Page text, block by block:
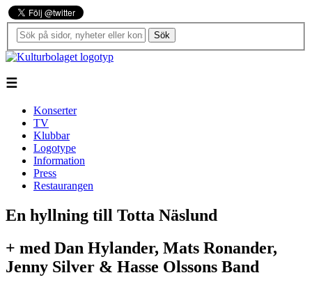
Sök
☰
Konserter
TV
Klubbar
Logotype
Information
Press
Restaurangen
En hyllning till Totta Näslund
+ med Dan Hylander, Mats Ronander,
Jenny Silver & Hasse Olssons Band